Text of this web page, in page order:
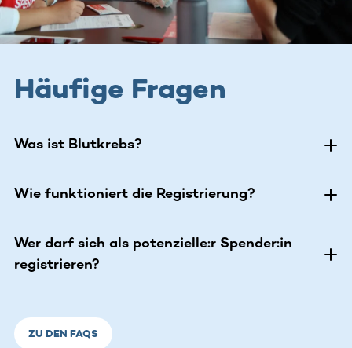
Häufige Fragen
Was ist Blutkrebs?
Wie funktioniert die Registrierung?
Wer darf sich als potenzielle:r Spender:in
registrieren?
ZU DEN FAQS